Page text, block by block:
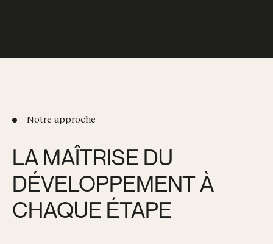
Notre approche
LA MAÎTRISE DU
DÉVELOPPEMENT À
CHAQUE ÉTAPE